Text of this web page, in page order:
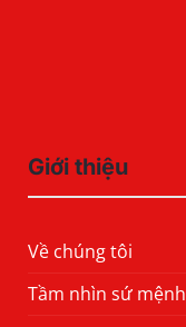
Giới thiệu
Về chúng tôi
Tầm nhìn sứ mệnh